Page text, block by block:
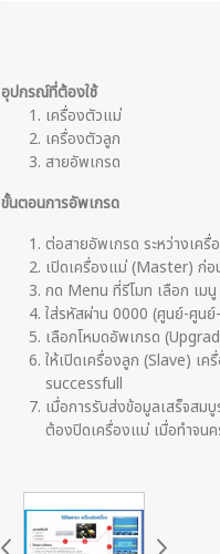
อุปกรณ์ที่ต้องใช้
เครื่องตัวแม่
เครื่องตัวลูก
สายอัพเกรด
ขั้นตอนการอัพเกรด
ต่อสายอัพเกรด ระหว่างเค
เปิดเครื่องแม่ (Master) ก่
กด Menu ที่รีโมท เลือก เม
ใส่รหัสผ่าน 0000 (ศูนย์-ศูน
เลือกโหมดอัพเกรด
ให้เปิดเครื่องลูก (Slave) เค
successfull
เมื่อการรับส่งข้อมูลเสร็จส
ต้องปิดเครื่องแม่ เมื่อทำจน